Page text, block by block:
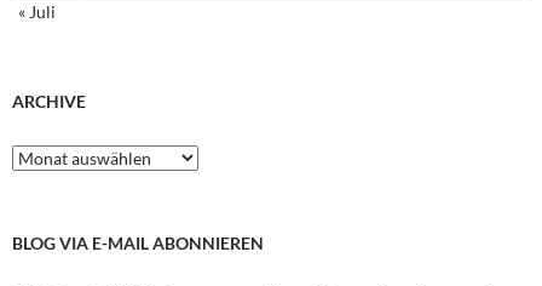
« Juli
ARCHIVE
Archive
BLOG VIA E-MAIL ABONNIEREN